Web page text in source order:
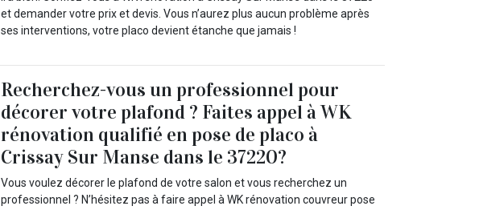
et demander votre prix et devis. Vous n’aurez plus aucun problème après
ses interventions, votre placo devient étanche que jamais !
Recherchez-vous un professionnel pour
décorer votre plafond ? Faites appel à WK
rénovation qualifié en pose de placo à
Crissay Sur Manse dans le 37220?
Vous voulez décorer le plafond de votre salon et vous recherchez un
professionnel ? N’hésitez pas à faire appel à WK rénovation couvreur pose